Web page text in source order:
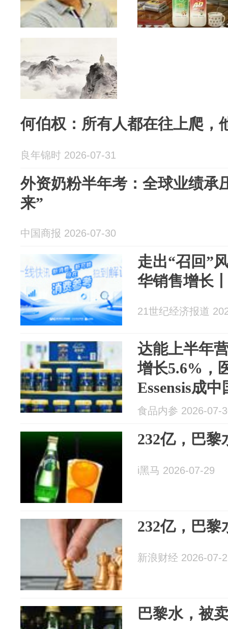
何伯权：所有人都在往上爬，
良年锦时 2026-07-31
外资奶粉半年考：全球业绩承
来”
中国商报 2026-07-30
走出“召回”
华销售增长
21世纪经济报道
达能上半年
增长5.6%，
Essensis成
食品内参 2026-07-
232亿，巴黎
i黑马 2026-07-29
232亿，巴黎
新浪财经 2026-07-
巴黎水，被